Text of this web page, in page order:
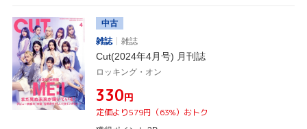
中古
雑誌
雑誌
Cut(2024年4月号) 月刊誌
ロッキング・オン
¥330円
定価より579円（63%）おトク